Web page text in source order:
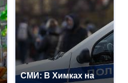
СМИ: В Химках на